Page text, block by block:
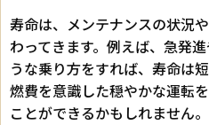
寿命は、メンテナンスの状況
わってきます。例えば、急発
うな乗り方をすれば、寿命は
燃費を意識した穏やかな運転
ことができるかもしれません。